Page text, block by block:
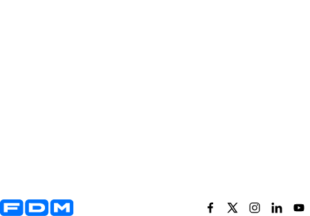
Yderligere information og kontaktoplysninger